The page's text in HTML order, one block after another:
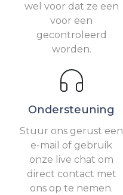
wel voor dat ze een
voor een
gecontroleerd
worden.
Ondersteuning
Stuur ons gerust een
e-mail of gebruik
onze live chat om
direct contact met
ons op te nemen.